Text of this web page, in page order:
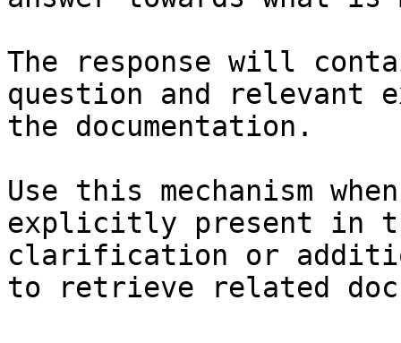
The response will
question and relevant
the documentation.
Use this mechanism
explicitly present in
clarification or